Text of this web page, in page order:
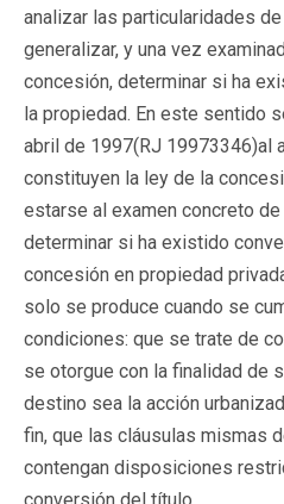
analizar las particularidades
generalizar, y una vez
concesión, determinar si ha
la propiedad. En este sentido
abril de 1997(RJ 19973346)al
constituyen la ley de la
estarse al examen concreto
determinar si ha existido
concesión en propiedad
solo se produce cuando se
condiciones: que se trate de
se otorgue con la finalidad de
destino sea la acción
fin, que las cláusulas mismas
contengan disposiciones